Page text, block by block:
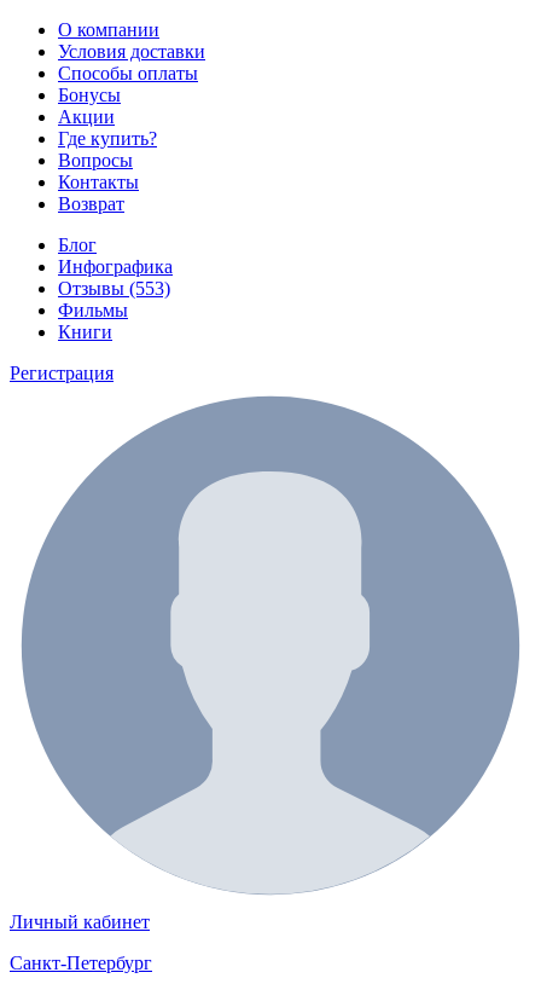
О компании
Условия доставки
Способы оплаты
Бонусы
Акции
Где купить?
Вопросы
Контакты
Возврат
Блог
Инфографика
Отзывы (553)
Фильмы
Книги
Регистрация
Личный кабинет
Санкт-Петербург